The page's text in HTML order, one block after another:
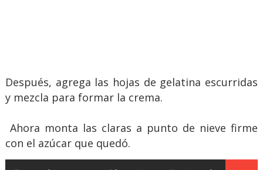
Después, agrega las hojas de gelatina escurridas
y mezcla para formar la crema.
Ahora monta las claras a punto de nieve firme
con el azúcar que quedó.